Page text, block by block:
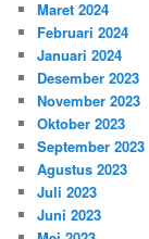
Maret 2024
Februari 2024
Januari 2024
Desember 2023
November 2023
Oktober 2023
September 2023
Agustus 2023
Juli 2023
Juni 2023